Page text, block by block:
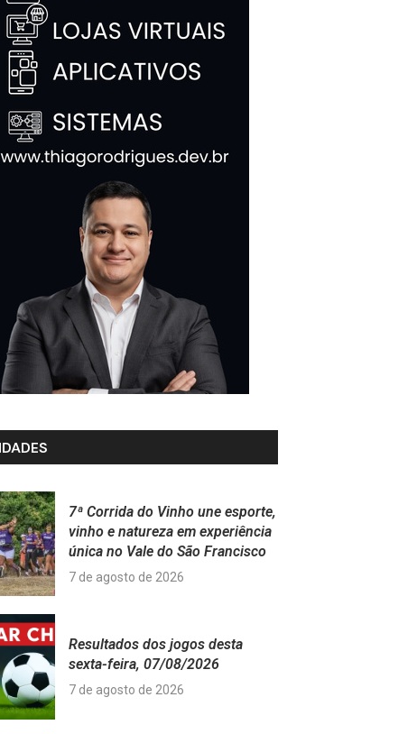
7ª Corrida do Vinho une esporte,
vinho e natureza em experiência
única no Vale do São Francisco
7 de agosto de 2026
Resultados dos jogos desta
sexta-feira, 07/08/2026
7 de agosto de 2026